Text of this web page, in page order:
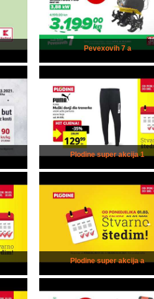
Pevexovih 7 a
Plodine super akcija 1
Plodine super akcija a